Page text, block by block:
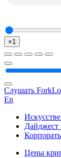
×1
Слушать
En
Дайджест
Цены